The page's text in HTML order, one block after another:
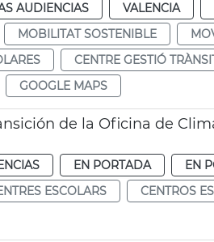
AUDIENCIAS VALENCIA
MOBILITAT SOSTENIBLE
CENTRE GESTIÓ
GOOGLE MAPS
de la Oficina de
EN PORTADA
EN
ESCOLARS
CENTROS